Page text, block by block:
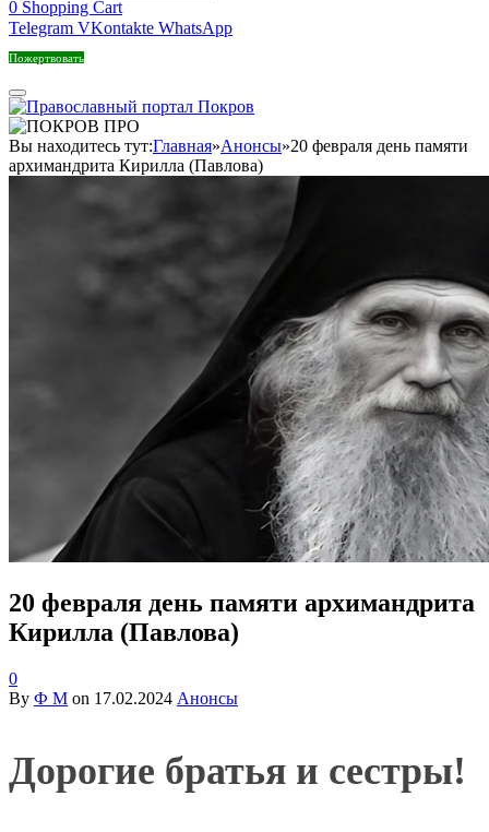
0 Shopping Cart
Telegram VKontakte WhatsApp
Пожертвовать
Вы находитесь тут:Главная»Анонсы»20 февраля день памяти
архимандрита Кирилла (Павлова)
20 февраля день памяти архимандрита
Кирилла (Павлова)
0
By Ф М on 17.02.2024 Анонсы
Дорогие братья и сестры!